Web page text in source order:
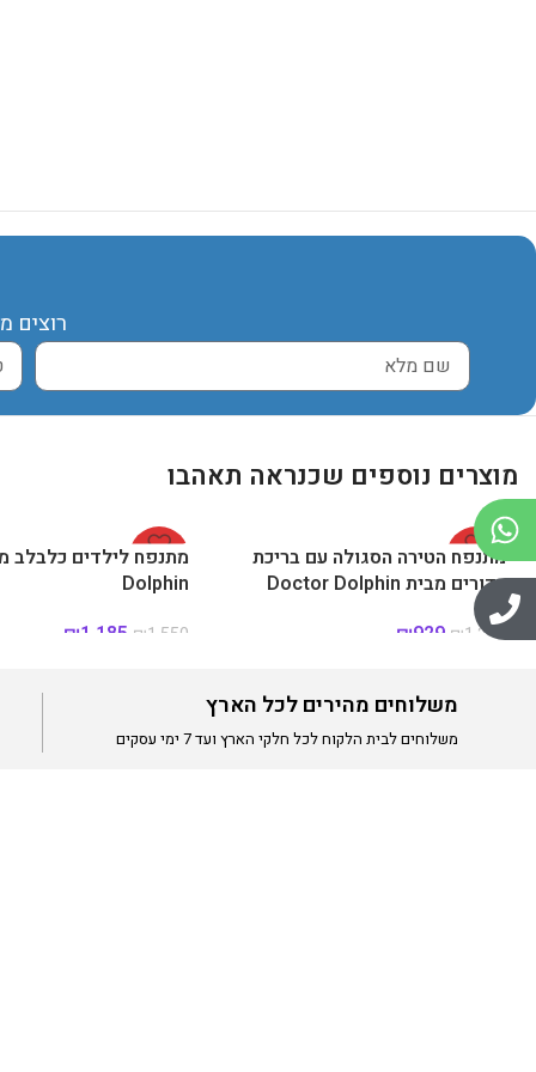
רוצים
מוצרים נוספים שכנראה תאהבו
-26%
מתנפח הטירה הסגולה עם בריכת
כדורים מבית Doctor Dolphin
₪1,259
₪929
-24%
Dolphin
₪1,550
₪1,185
משלוחים מהירים לכל הארץ
משלוחים לבית הלקוח לכל חלקי הארץ ועד 7 ימי עסקים